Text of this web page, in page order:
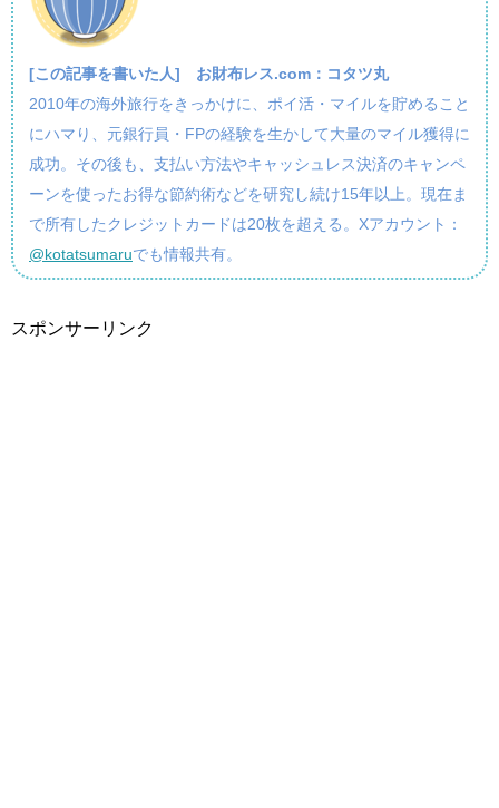
[この記事を書いた人] お財布レス.com：コタツ丸
2010年の海外旅行をきっかけに、ポイ活・マイルを貯めること
にハマり、元銀行員・FPの経験を生かして大量のマイル獲得に
成功。その後も、支払い方法やキャッシュレス決済のキャンペ
ーンを使ったお得な節約術などを研究し続け15年以上。現在ま
で所有したクレジットカードは20枚を超える。Xアカウント：
@kotatsumaruでも情報共有。
スポンサーリンク